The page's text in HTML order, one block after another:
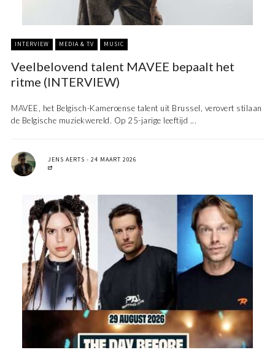
INTERVIEW MEDIA & TV MUSIC
Veelbelovend talent MAVEE bepaalt het
ritme (INTERVIEW)
MAVEE, het Belgisch-Kameroense talent uit Brussel, verovert stilaan
de Belgische muziekwereld. Op 25-jarige leeftijd ...
JENS AERTS 24 MAART 2026